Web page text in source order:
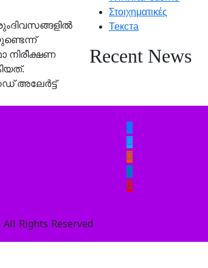
നിരീക്ഷണ
അലേര്‍ട്ട്
Στοιχηματικές
Текста
Recent News
Rights Reserved